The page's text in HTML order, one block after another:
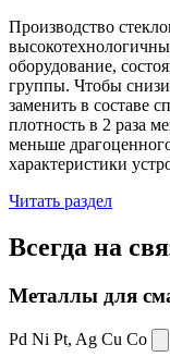
Производство
оборудование,
группы. Чтобы
заменить в составе
плотность в 2 раза
меньше
характеристики
Читать раздел
Всегда на
Металлы для
Pd Ni Pt, Ag Cu Co